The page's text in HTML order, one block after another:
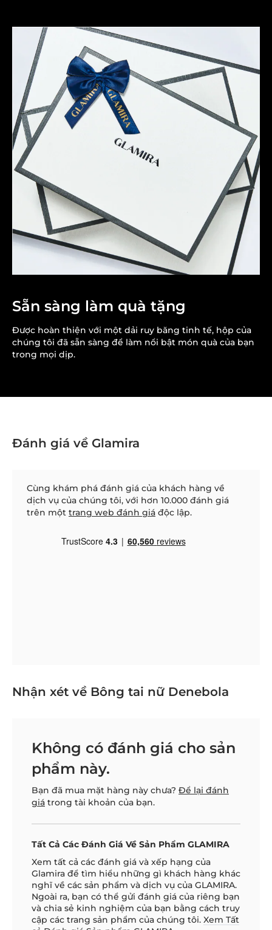
Sẵn sàng làm quà tặng
Được hoàn thiện với một dải ruy băng tinh tế, hộp của
chúng tôi đã sẵn sàng để làm nổi bật món quà của bạn
trong mọi dịp.
Đánh giá về Glamira
Cùng khám phá đánh giá của khách hàng về
dịch vụ của chúng tôi, với hơn 10.000 đánh giá
trên một trang web đánh giá độc lập.
Nhận xét về Bông tai nữ Denebola
Không có đánh giá cho sản
phẩm này.
Bạn đã mua mặt hàng này chưa? Để lại đánh
giá trong tài khoản của bạn.
Tất Cả Các Đánh Giá Về Sản Phẩm GLAMIRA
Xem tất cả các đánh giá và xếp hạng của
Glamira để tìm hiểu những gì khách hàng khác
nghĩ về các sản phẩm và dịch vụ của GLAMIRA.
Ngoài ra, bạn có thể gửi đánh giá của riêng bạn
và chia sẻ kinh nghiệm của bạn bằng cách truy
cập các trang sản phẩm của chúng tôi. Xem Tất